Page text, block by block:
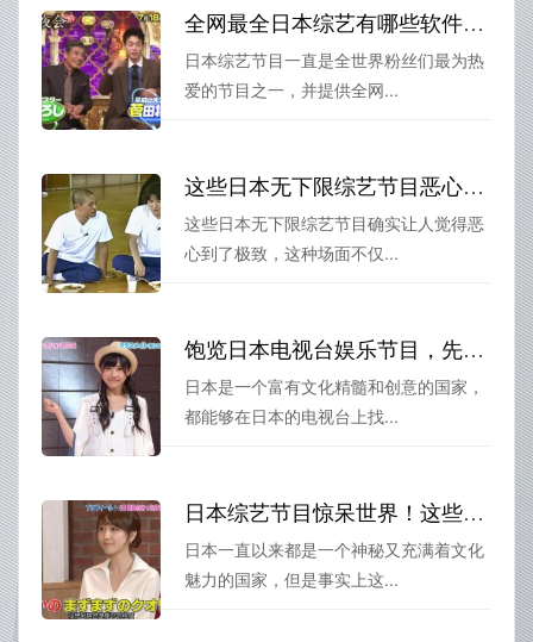
全网最全日本综艺有哪些软件可以看？
日本综艺节目一直是全世界粉丝们最为热
爱的节目之一，并提供全网...
这些日本无下限综艺节目恶心到极致：你能坚持看完吗？
这些日本无下限综艺节目确实让人觉得恶
心到了极致，这种场面不仅...
饱览日本电视台娱乐节目，先来了解这些节目具体叫什么
日本是一个富有文化精髓和创意的国家，
都能够在日本的电视台上找...
日本综艺节目惊呆世界！这些让你捧腹大笑的综艺节目，最适合解压
日本一直以来都是一个神秘又充满着文化
魅力的国家，但是事实上这...